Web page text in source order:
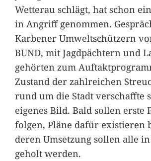
Wetterau schlägt, hat schon
in Angriff genommen.
Karbener Umweltschützern
BUND, mit Jagdpächtern und
gehörten zum
Zustand der zahlreichen
rund um die Stadt verschaffte
eigenes Bild. Bald sollen erste
folgen, Pläne dafür existieren
deren Umsetzung sollen alle
geholt werden.